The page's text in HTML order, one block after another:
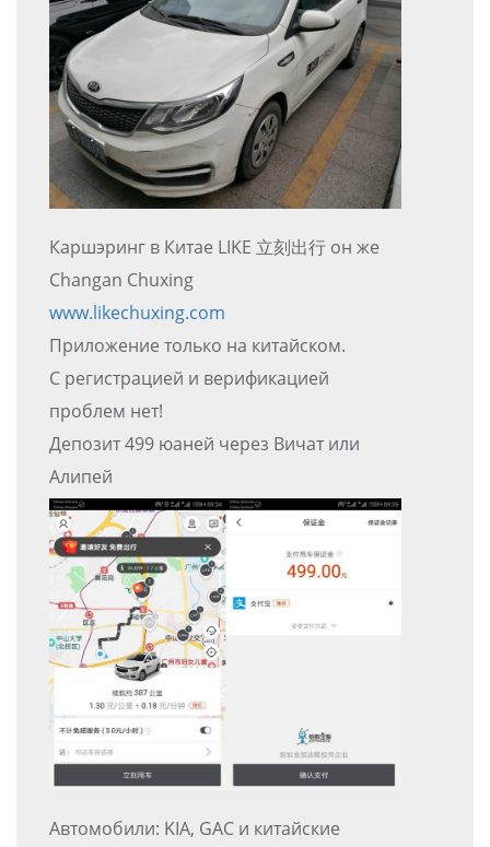
Каршэринг в Китае LIKE 立刻出行 он же
Changan Chuxing
www.likechuxing.com
Приложение только на китайском.
С регистрацией и верификацией
проблем нет!
Депозит 499 юаней через Вичат или
Алипей
Автомобили: KIA, GAC и китайские